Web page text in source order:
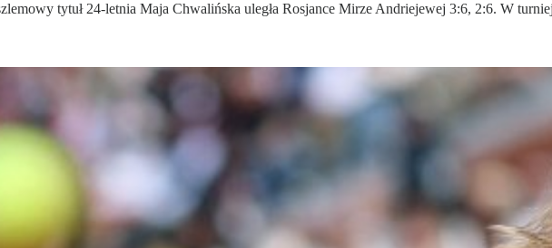
tytuł 24-letnia Maja Chwalińska uległa Rosjance Mirze Andriejewej 3:6, 2:6. W